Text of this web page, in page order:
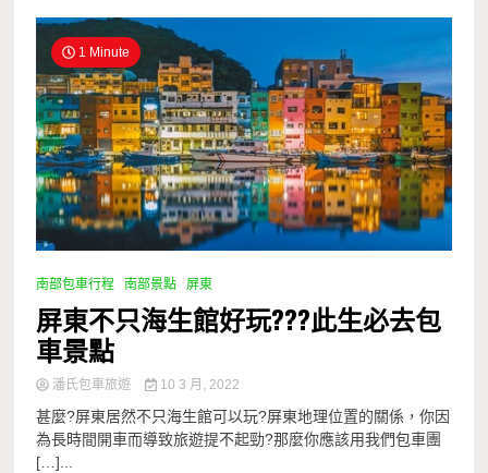
1 Minute
南部包車行程 南部景點 屏東
屏東不只海生館好玩???此生必去包
車景點
潘氏包車旅遊 10 3 月, 2022
甚麼?屏東居然不只海生館可以玩?屏東地理位置的關係，你因
為長時間開車而導致旅遊提不起勁?那麼你應該用我們包車團
[…]...